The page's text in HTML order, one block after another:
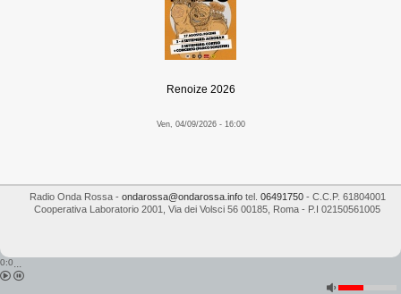
Renoize 2026
Ven, 04/09/2026 - 16:00
Radio Onda Rossa- ondarossa@ondarossa.infotel. 06491750- C.C.P. 61804001
Cooperativa Laboratorio 2001
Via dei Volsci 56 00185 Roma - P.I 02150561005
0:0...